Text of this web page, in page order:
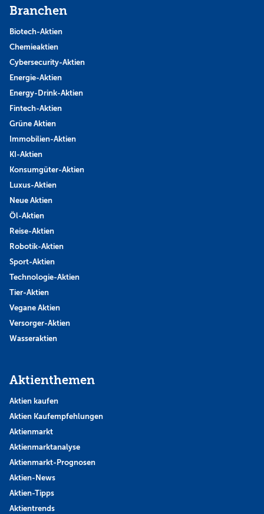
Branchen
Biotech-Aktien
Chemieaktien
Cybersecurity-Aktien
Energie-Aktien
Energy-Drink-Aktien
Fintech-Aktien
Grüne Aktien
Immobilien-Aktien
KI-Aktien
Konsumgüter-Aktien
Luxus-Aktien
Neue Aktien
Öl-Aktien
Reise-Aktien
Robotik-Aktien
Sport-Aktien
Technologie-Aktien
Tier-Aktien
Vegane Aktien
Versorger-Aktien
Wasseraktien
Aktienthemen
Aktien kaufen
Aktien Kaufempfehlungen
Aktienmarkt
Aktienmarktanalyse
Aktienmarkt-Prognosen
Aktien-News
Aktien-Tipps
Aktientrends